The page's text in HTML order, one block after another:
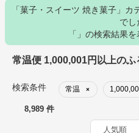
「菓子・スイーツ 焼き菓子」
でし
「」の検索結果
常温便 1,000,001円以上の
検索条件 常温 ×
8,989 件